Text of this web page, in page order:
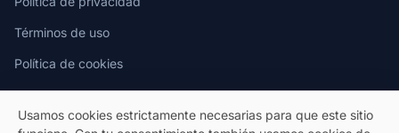
Términos de uso
Política de cookies
Usamos cookies estrictamente necesarias para que este sitio